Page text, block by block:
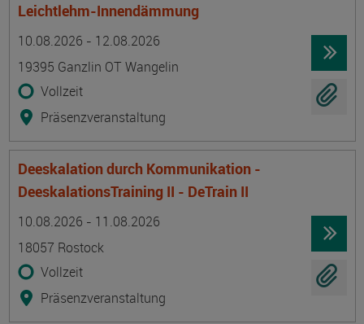
Leichtlehm-Innendämmung
10.08.2026 - 12.08.2026
19395 Ganzlin OT Wangelin
Vollzeit
Präsenzveranstaltung
Deeskalation durch Kommunikation -
DeeskalationsTraining II - DeTrain II
10.08.2026 - 11.08.2026
18057 Rostock
Vollzeit
Präsenzveranstaltung